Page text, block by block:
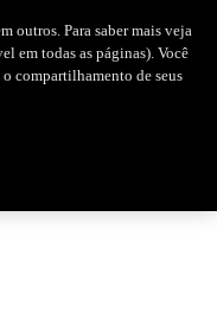
outros. Para saber mais veja
em todas as páginas). Você
compartilhamento de seus